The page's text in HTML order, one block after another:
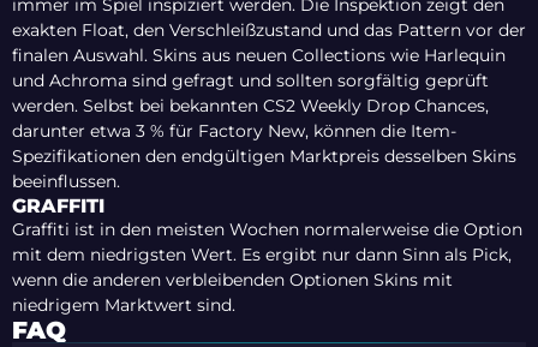
immer im Spiel inspiziert werden. Die Inspektion zeigt den
exakten Float, den Verschleißzustand und das Pattern vor der
finalen Auswahl. Skins aus neuen Collections wie Harlequin
und Achroma sind gefragt und sollten sorgfältig geprüft
werden. Selbst bei bekannten CS2 Weekly Drop Chances,
darunter etwa 3 % für Factory New, können die Item-
Spezifikationen den endgültigen Marktpreis desselben Skins
beeinflussen.
GRAFFITI
Graffiti ist in den meisten Wochen normalerweise die Option
mit dem niedrigsten Wert. Es ergibt nur dann Sinn als Pick,
wenn die anderen verbleibenden Optionen Skins mit
niedrigem Marktwert sind.
FAQ